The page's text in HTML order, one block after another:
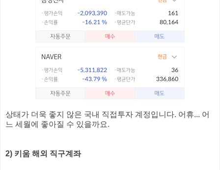
상태가 더욱 좋지 않은 국내 직접투자 계정입니다. 어휴... 어
느 세월에 좋아질 수 있을까요.
2) 키움 해외 직구계좌